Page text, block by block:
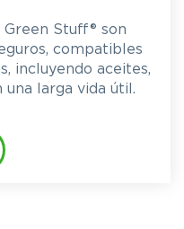
Stuff® son
compatibles
incluyendo aceites,
una larga vida útil.